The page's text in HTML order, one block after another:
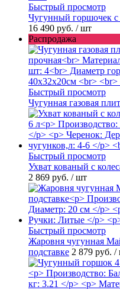
Быстрый просмотр
Чугунный горшочек
16 490 руб. / шт
Распродажа
Быстрый просмотр
Чугунная газовая
Быстрый просмотр
Ухват кованый с
2 869 руб. / шт
Быстрый просмотр
Жаровня чугунная
подставке 2 879 руб. /